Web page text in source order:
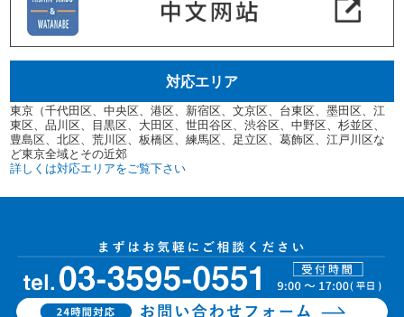
対応エリア
東京（千代田区、中央区、港区、新宿区、文京区、台東区、墨田区、江
東区、品川区、目黒区、大田区、世田谷区、渋谷区、中野区、杉並区、
豊島区、北区、荒川区、板橋区、練馬区、足立区、葛飾区、江戸川区な
ど東京全域とその近郊
詳しくは対応エリアをご覧下さい